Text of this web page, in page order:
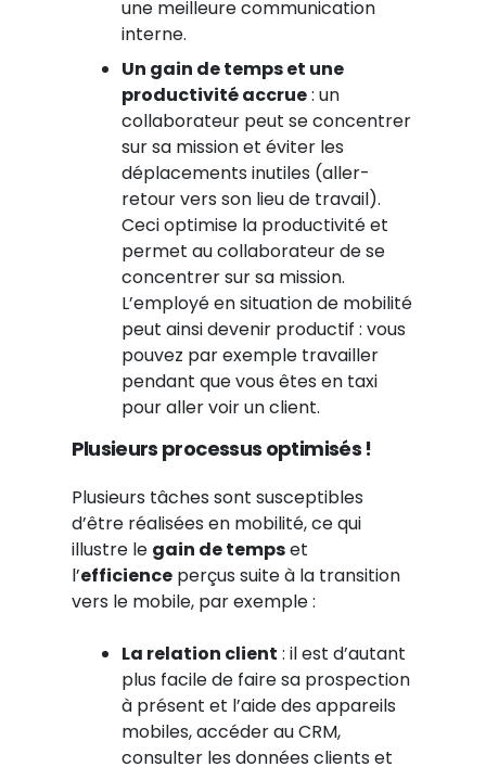
une meilleure communication
interne.
Un gain de temps et une
productivité accrue: un
collaborateur peut se concentrer
sur sa mission et éviter les
déplacements inutiles (aller-
retour vers son lieu de travail).
Ceci optimise la productivité et
permet au collaborateur de se
concentrer sur sa mission.
L’employé en situation de mobilité
peut ainsi devenir productif : vous
pouvez par exemple travailler
pendant que vous êtes en taxi
pour aller voir un client.
Plusieurs processus optimisés !
Plusieurs tâches sont susceptibles
d’être réalisées en mobilité, ce qui
illustre le gain de tempset
l’efficienceperçus suite à la transition
vers le mobile, par exemple :
La relation client : il est d’autant
plus facile de faire sa prospection
à présent et l’aide des appareils
mobiles, accéder au CRM,
consulter les données clients et